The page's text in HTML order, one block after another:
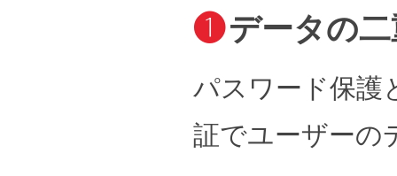
❶データの
パスワード保護
証でユーザーの